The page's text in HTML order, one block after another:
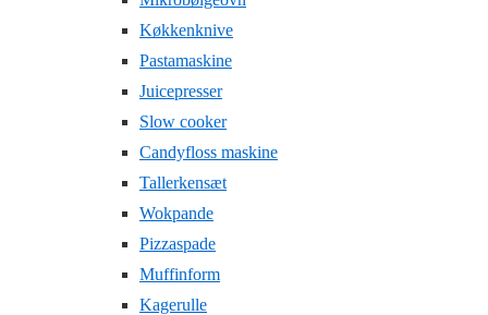
Køkkenknive
Pastamaskine
Juicepresser
Slow cooker
Candyfloss maskine
Tallerkensæt
Wokpande
Pizzaspade
Muffinform
Kagerulle